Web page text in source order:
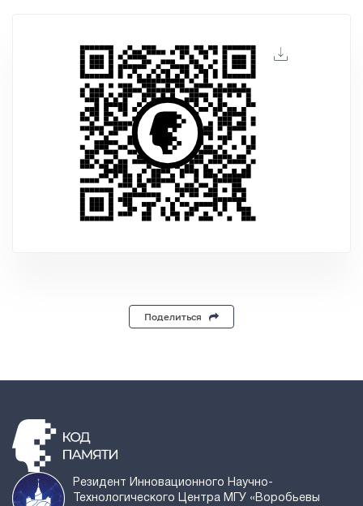
Поделиться
Резидент Инновационного Научно-
Технологического Центра МГУ «Воробьевы